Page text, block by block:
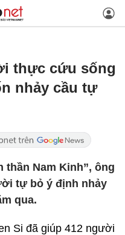
thực cứu sống
nhảy cầu tự
thần Nam Kinh”, ông
tự bỏ ý định nhảy
qua.
Si đã giúp 412 người